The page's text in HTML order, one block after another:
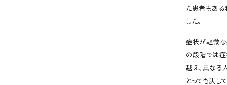
た患者もある
した。
症状が軽微な
の段階では症
越え、異なる
とっても決し